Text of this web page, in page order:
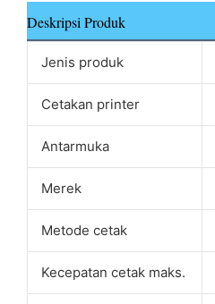
Deskripsi Produk
Jenis produk
Cetakan printer
Antarmuka
Merek
Metode cetak
Kecepatan cetak maks.